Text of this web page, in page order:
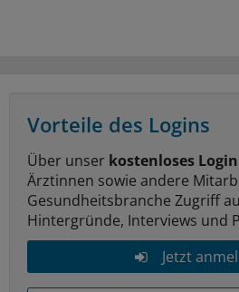
Vorteile des Logins
Über unser kostenloses Login
Ärztinnen sowie andere
Gesundheitsbranche Zugriff
Hintergründe, Interviews und
Jetzt